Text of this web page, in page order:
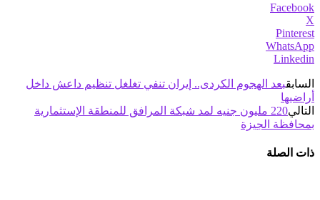
Facebook
X
Pinterest
WhatsApp
Linkedin
السابقبعد الهجوم الكردى.. إيران تنفي تغلغل تنظيم داعش داخل
أراضيها
التالي
220 مليون جنيه لمد شبكة المرافق للمنطقة الإستثمارية
بمحافظة الجيزة
ذات الصلة